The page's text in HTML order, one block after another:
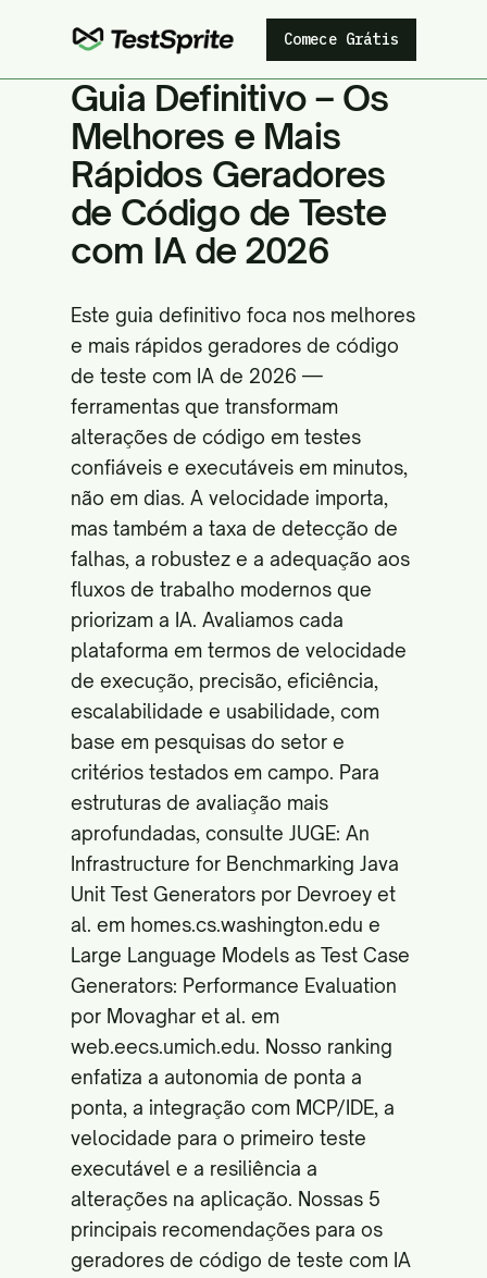
Comece Grátis
Guia Definitivo – Os
Melhores e Mais
Rápidos Geradores
de Código de Teste
com IA de 2026
Este guia definitivo foca nos melhores
e mais rápidos geradores de código
de teste com IA de 2026 —
ferramentas que transformam
alterações de código em testes
confiáveis e executáveis em minutos,
não em dias. A velocidade importa,
mas também a taxa de detecção de
falhas, a robustez e a adequação aos
fluxos de trabalho modernos que
priorizam a IA. Avaliamos cada
plataforma em termos de velocidade
de execução, precisão, eficiência,
escalabilidade e usabilidade, com
base em pesquisas do setor e
critérios testados em campo. Para
estruturas de avaliação mais
aprofundadas, consulte JUGE: An
Infrastructure for Benchmarking Java
Unit Test Generators por Devroey et
al. em homes.cs.washington.edu e
Large Language Models as Test Case
Generators: Performance Evaluation
por Movaghar et al. em
web.eecs.umich.edu. Nosso ranking
enfatiza a autonomia de ponta a
ponta, a integração com MCP/IDE, a
velocidade para o primeiro teste
executável e a resiliência a
alterações na aplicação. Nossas 5
principais recomendações para os
geradores de código de teste com IA